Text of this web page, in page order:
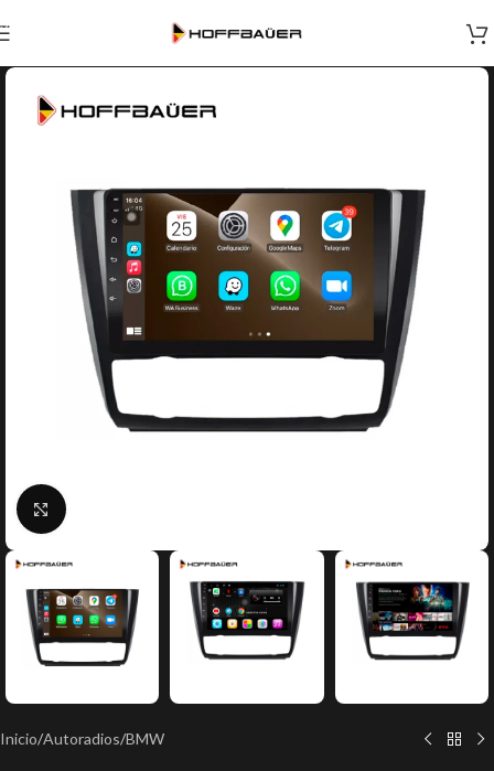
Skip to navigation
Skip to main content
Click to enlarge
Inicio/Autoradios/BMW